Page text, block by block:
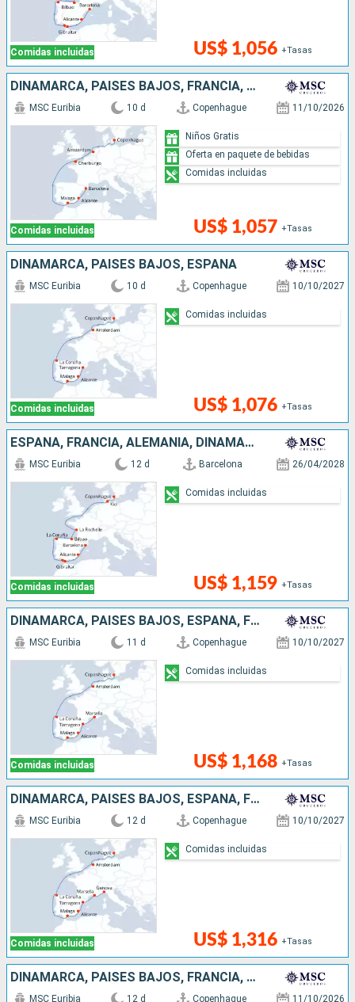
Comidas incluidas US$ 1,056 +Tasas
DINAMARCA, PAISES BAJOS, FRANCIA, ESPAÑA
Comidas incluidas
MSC Euribia 10 d Copenhague 11/10/2026
US$ 1,057 +Tasas
Niños Gratis
Oferta en paquete de bebidas
Comidas incluidas
DINAMARCA, PAISES BAJOS, ESPAÑA
Comidas incluidas
MSC Euribia 10 d Copenhague 10/10/2027
US$ 1,076 +Tasas
Comidas incluidas
ESPAÑA, FRANCIA, ALEMANIA, DINAMARCA
Comidas incluidas
MSC Euribia 12 d Barcelona 26/04/2028
US$ 1,159 +Tasas
Comidas incluidas
DINAMARCA, PAISES BAJOS, ESPAÑA, FRANCIA
Comidas incluidas
MSC Euribia 11 d Copenhague 10/10/2027
US$ 1,168 +Tasas
Comidas incluidas
DINAMARCA, PAISES BAJOS, ESPAÑA, FRANCIA, ITALIA
Comidas incluidas
MSC Euribia 12 d Copenhague 10/10/2027
US$ 1,316 +Tasas
Comidas incluidas
DINAMARCA, PAISES BAJOS, FRANCIA, ESPAÑA, ITALIA
MSC Euribia 12 d Copenhague 11/10/2026